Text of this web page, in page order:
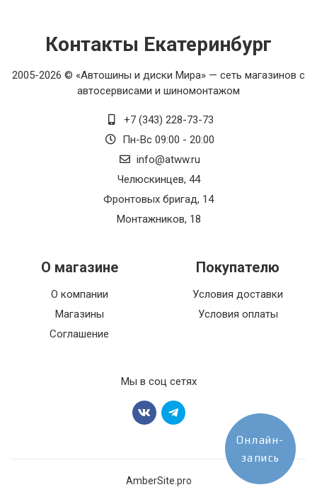
Контакты Екатеринбург
2005-2026 © «Автошины и диски Мира» — сеть магазинов с
автосервисами и шиномонтажом
+7 (343) 228-73-73
Пн-Вс 09:00 - 20:00
info@atww.ru
Челюскинцев, 44
Фронтовых бригад, 14
Монтажников, 18
О магазине
О компании
Магазины
Соглашение
Покупателю
Условия доставки
Условия оплаты
Мы в соц сетях
AmberSite.pro
Онлайн-
запись